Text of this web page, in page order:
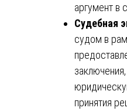
аргумент в
Судебная
судом в
принятия